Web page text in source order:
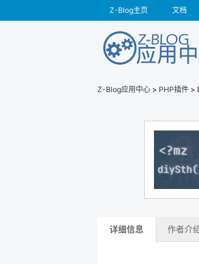
Z-Blog主页 文档
Z-Blog应用中心 > PHP插件 >
详细信息 作者介